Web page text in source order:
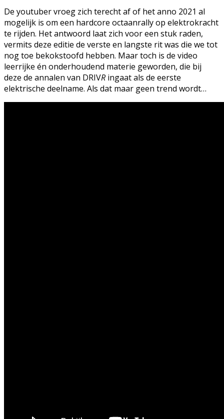
De youtuber vroeg zich terecht af of het anno 2021 al
mogelijk is om een hardcore octaanrally op elektrokracht
te rijden. Het antwoord laat zich voor een stuk raden,
vermits deze editie de verste en langste rit was die we tot
nog toe bekokstoofd hebben. Maar toch is de video
leerrijke én onderhoudend materie geworden, die bij
deze de annalen van DRIVR ingaat als de eerste
elektrische deelname. Als dat maar geen trend wordt…